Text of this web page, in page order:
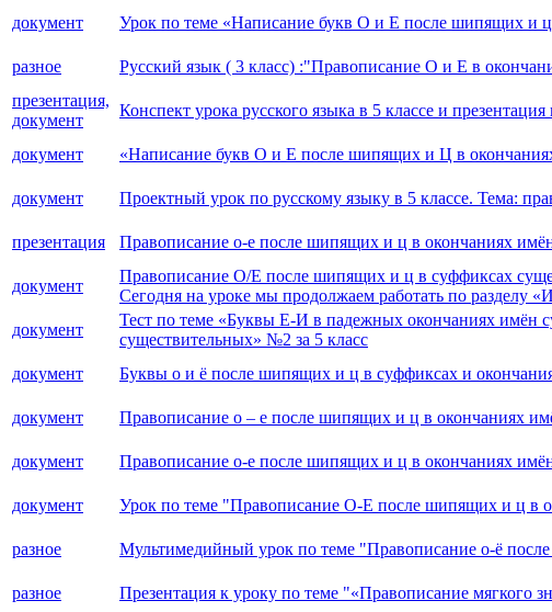
документ Урок по теме «Написание букв О и Е после шипящих и
разное Русский язык ( 3 класс) :"Правописание О и Е в
презентация,
документ
Конспект урока русского языка в 5 классе и
документ «Написание букв О и Е после шипящих и Ц в
документ Проектный урок по русскому языку в 5 классе. Тема:
презентация Правописание о-е после шипящих и ц в окончаниях
документ
Правописание О/Е после шипящих и ц в суффиксах
Сегодня на уроке мы продолжаем работать по разделу
документ
Тест по теме «Буквы Е-И в падежных окончаниях имён
существительных» №2 за 5 класс
документ Буквы о и ё после шипящих и ц в суффиксах и
документ Правописание о – е после шипящих и ц в окончаниях
документ Правописание о-е после шипящих и ц в окончаниях
документ Урок по теме "Правописание О-Е после шипящих и ц в
разное Мультимедийный урок по теме "Правописание о-ё
разное Презентация к уроку по теме "«Правописание мягкого